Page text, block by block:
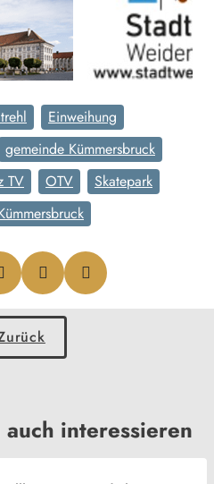
Einweihung
gemeinde Kümmersbruck
TV OTV
Skatepark
interessieren